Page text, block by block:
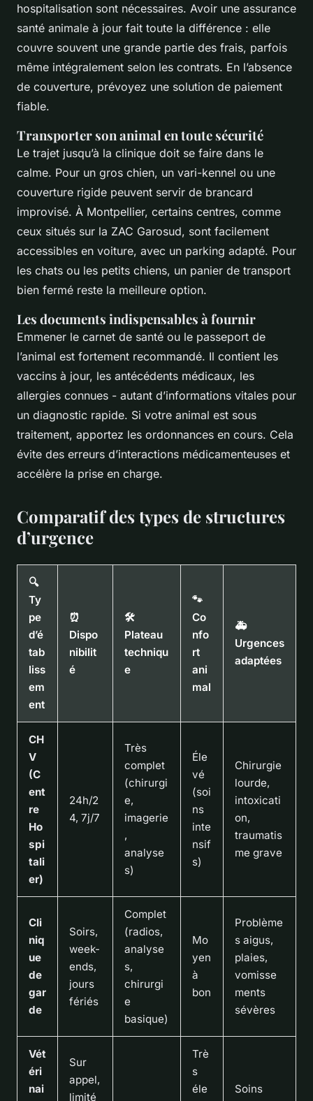
hospitalisation sont nécessaires. Avoir une assurance
santé animale à jour fait toute la différence : elle
couvre souvent une grande partie des frais, parfois
même intégralement selon les contrats. En l’absence
de couverture, prévoyez une solution de paiement
fiable.
Transporter son animal en toute sécurité
Le trajet jusqu’à la clinique doit se faire dans le
calme. Pour un gros chien, un vari-kennel ou une
couverture rigide peuvent servir de brancard
improvisé. À Montpellier, certains centres, comme
ceux situés sur la ZAC Garosud, sont facilement
accessibles en voiture, avec un parking adapté. Pour
les chats ou les petits chiens, un panier de transport
bien fermé reste la meilleure option.
Les documents indispensables à fournir
Emmener le carnet de santé ou le passeport de
l’animal est fortement recommandé. Il contient les
vaccins à jour, les antécédents médicaux, les
allergies connues - autant d’informations vitales pour
un diagnostic rapide. Si votre animal est sous
traitement, apportez les ordonnances en cours. Cela
évite des erreurs d’interactions médicamenteuses et
accélère la prise en charge.
Comparatif des types de structures
d’urgence
🔍
Ty
pe
d’é
tab
liss
em
ent
⏰
Dispo
nibilit
é
🛠️
Plateau
techniqu
e
🐾
Co
nfo
rt
ani
mal
🚑
Urgences
adaptées
CH
V
(C
ent
re
Ho
spi
tali
er)
24h/2
4, 7j/7
Très
complet
(chirurgi
e,
imagerie
,
analyse
s)
Éle
vé
(soi
ns
inte
nsif
s)
Chirurgie
lourde,
intoxicati
on,
traumatis
me grave
Cli
niq
ue
de
gar
de
Soirs,
week-
ends,
jours
fériés
Complet
(radios,
analyse
s,
chirurgi
e
basique)
Mo
yen
à
bon
Problème
s aigus,
plaies,
vomisse
ments
sévères
Vét
éri
nai
Sur
appel,
limité
Trè
s
éle
Soins